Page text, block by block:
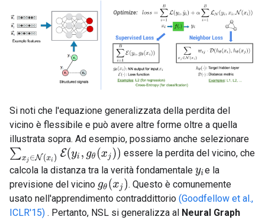
Si noti che l'equazione generalizzata della perdita del
vicino è flessibile e può avere altre forme oltre a quella
illustrata sopra. Ad esempio, possiamo anche selezionare
∑x j N (xi ( yi,gθ( x ))
essere la perdita del vicino, che
calcola la distanza tra la verità fondamentale yi e la
previsione del vicino gθ(xj)
. Questo è comunemente
usato nell'apprendimento contraddittorio (Goodfellow et al.,
ICLR'15) . Pertanto, NSL si generalizza al Neural Graph